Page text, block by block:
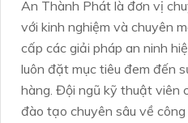
An Thành Phát là đơn vị
với kinh nghiệm và chuyên
cấp các giải pháp an ninh
luôn đặt mục tiêu đem đến
hàng. Đội ngũ kỹ thuật viên
đào tạo chuyên sâu về